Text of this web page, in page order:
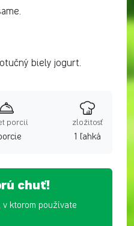
biely jogurt.
porcií zložitosť
1 ľahká
chuť!
ktorom používate